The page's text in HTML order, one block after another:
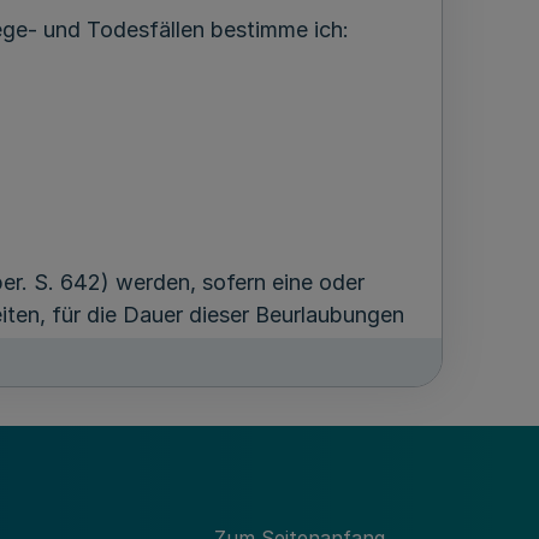
und Todesfällen bestimme ich:
S. 642) werden, sofern eine oder
für die Dauer dieser Beurlaubungen
ab dem Tod der beihilfeberechtigten